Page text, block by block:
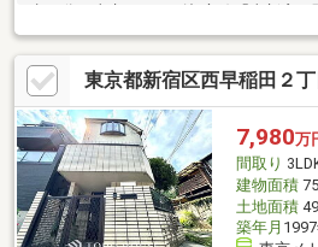
歩10分、東京メトロ副都心線「東新宿」
田」駅徒歩7分と、3駅3路線利用可能。
加え、全居室収納を備えた3LDKで、ご
を実現します。2023年3月築の築浅戸建
充実した設備も魅力。都心に住まう利便
ライバシー・快適性を兼ね備えた一邸で
東京都新宿区西早稲田２
7,980万
間取り
建物面積
土地面積
築年月